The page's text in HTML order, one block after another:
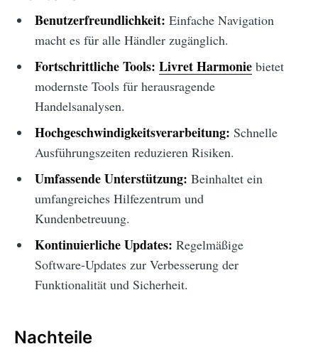
Benutzerfreundlichkeit: Einfache Navigation
macht es für alle Händler zugänglich.
Fortschrittliche Tools: Livret Harmoniebietet
modernste Tools für herausragende
Handelsanalysen.
Hochgeschwindigkeitsverarbeitung: Schnelle
Ausführungszeiten reduzieren Risiken.
Umfassende Unterstützung: Beinhaltet ein
umfangreiches Hilfezentrum und
Kundenbetreuung.
Kontinuierliche Updates: Regelmäßige
Software-Updates zur Verbesserung der
Funktionalität und Sicherheit.
Nachteile